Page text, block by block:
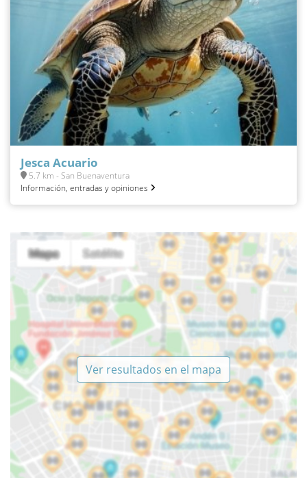
Jesca Acuario
5.7 km - San Buenaventura
Información, entradas y opiniones
Ver resultados en el mapa